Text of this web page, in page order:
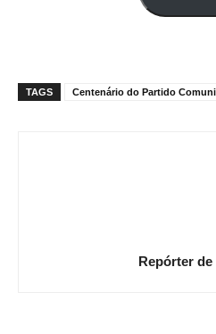
TAGS Centenário do Partido
Repórter